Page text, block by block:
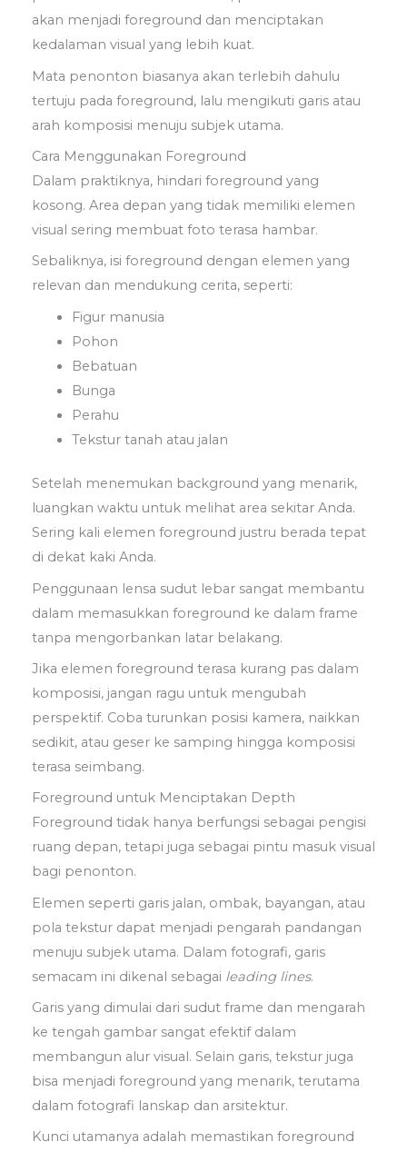
akan menjadi foreground dan menciptakan
kedalaman visual yang lebih kuat.
Mata penonton biasanya akan terlebih dahulu
tertuju pada foreground, lalu mengikuti garis atau
arah komposisi menuju subjek utama.
Cara Menggunakan Foreground
Dalam praktiknya, hindari foreground yang
kosong. Area depan yang tidak memiliki elemen
visual sering membuat foto terasa hambar.
Sebaliknya, isi foreground dengan elemen yang
relevan dan mendukung cerita, seperti:
Figur manusia
Pohon
Bebatuan
Bunga
Perahu
Tekstur tanah atau jalan
Setelah menemukan background yang menarik,
luangkan waktu untuk melihat area sekitar Anda.
Sering kali elemen foreground justru berada tepat
di dekat kaki Anda.
Penggunaan lensa sudut lebar sangat membantu
dalam memasukkan foreground ke dalam frame
tanpa mengorbankan latar belakang.
Jika elemen foreground terasa kurang pas dalam
komposisi, jangan ragu untuk mengubah
perspektif. Coba turunkan posisi kamera, naikkan
sedikit, atau geser ke samping hingga komposisi
terasa seimbang.
Foreground untuk Menciptakan Depth
Foreground tidak hanya berfungsi sebagai pengisi
ruang depan, tetapi juga sebagai pintu masuk visual
bagi penonton.
Elemen seperti garis jalan, ombak, bayangan, atau
pola tekstur dapat menjadi pengarah pandangan
menuju subjek utama. Dalam fotografi, garis
semacam ini dikenal sebagai leading lines.
Garis yang dimulai dari sudut frame dan mengarah
ke tengah gambar sangat efektif dalam
membangun alur visual. Selain garis, tekstur juga
bisa menjadi foreground yang menarik, terutama
dalam fotografi lanskap dan arsitektur.
Kunci utamanya adalah memastikan foreground